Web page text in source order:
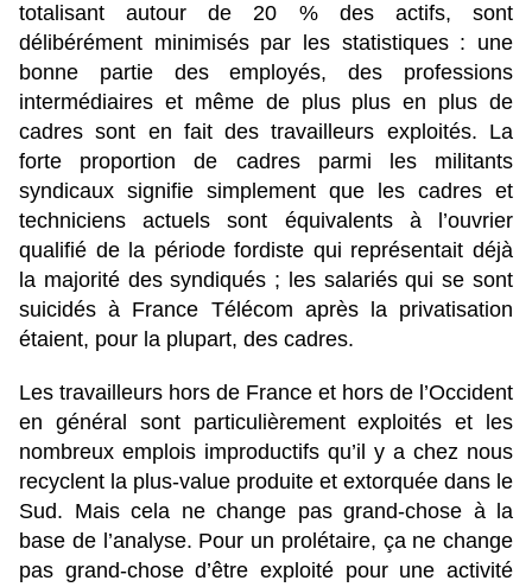
totalisant autour de 20 % des actifs, sont
délibérément minimisés par les statistiques : une
bonne partie des employés, des professions
intermédiaires et même de plus plus en plus de
cadres sont en fait des travailleurs exploités. La
forte proportion de cadres parmi les militants
syndicaux signifie simplement que les cadres et
techniciens actuels sont équivalents à l’ouvrier
qualifié de la période fordiste qui représentait déjà
la majorité des syndiqués ; les salariés qui se sont
suicidés à France Télécom après la privatisation
étaient, pour la plupart, des cadres.
Les travailleurs hors de France et hors de l’Occident
en général sont particulièrement exploités et les
nombreux emplois improductifs qu’il y a chez nous
recyclent la plus-value produite et extorquée dans le
Sud. Mais cela ne change pas grand-chose à la
base de l’analyse. Pour un prolétaire, ça ne change
pas grand-chose d’être exploité pour une activité